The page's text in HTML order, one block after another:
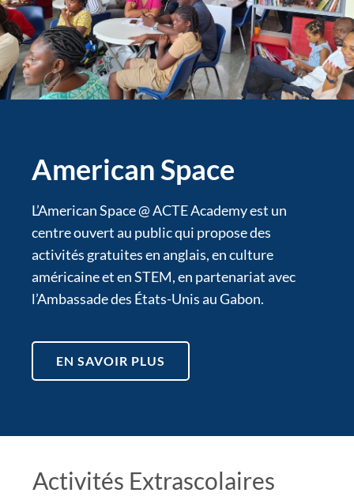
American Space
L’American Space @ ACTE Academy est un
centre ouvert au public qui propose des
activités gratuites en anglais, en culture
américaine et en STEM, en partenariat avec
l’Ambassade des États-Unis au Gabon.
EN SAVOIR PLUS
Activités Extrascolaires